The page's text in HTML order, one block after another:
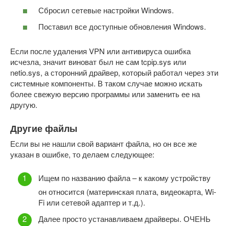
Сбросил сетевые настройки Windows.
Поставил все доступные обновления Windows.
Если после удаления VPN или антивируса ошибка
исчезла, значит виноват был не сам tcpip.sys или
netio.sys, а сторонний драйвер, который работал через эти
системные компоненты. В таком случае можно искать
более свежую версию программы или заменить ее на
другую.
Другие файлы
Если вы не нашли свой вариант файла, но он все же
указан в ошибке, то делаем следующее:
Ищем по названию файла – к какому устройству
он относится (материнская плата, видеокарта, Wi-
Fi или сетевой адаптер и т.д.).
Далее просто устанавливаем драйверы. ОЧЕНЬ